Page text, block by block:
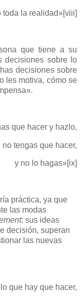
toda la realidad»[viii]
que tiene a su
decisiones sobre lo
decisiones sobre
les motiva, cómo se
que hacer y hazlo,
tengas que hacer,
y no lo hagas»[ix]
práctica, ya que
las modas
; sus ideas
decisión, superan
las nuevas
que hay que hacer,